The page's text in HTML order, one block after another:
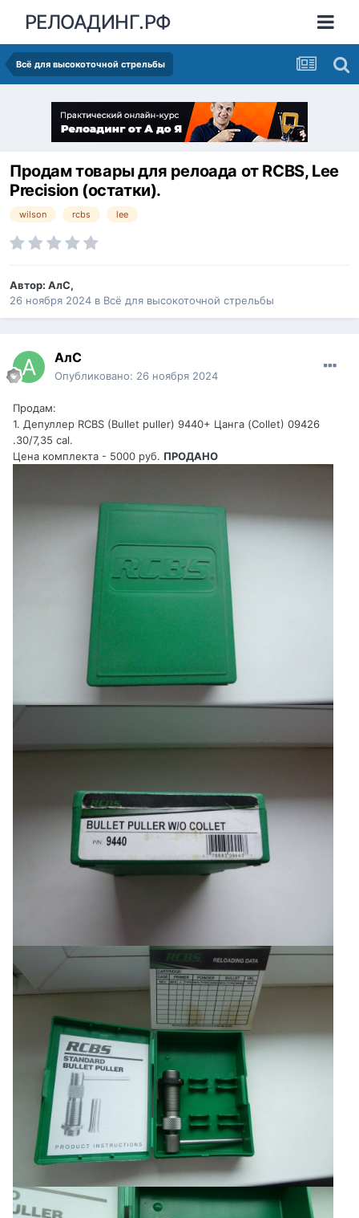
РЕЛОАДИНГ.РФ
Всё для высокоточной стрельбы
Продам товары для релоада от RCBS, Lee
Precision (остатки).
wilson rcbs lee
Автор: АлС,
26 ноября 2024 в Всё для высокоточной стрельбы
АлС
Опубликовано: 26 ноября 2024
Продам:
1. Депуллер RCBS (Bullet puller) 9440+ Цанга (Collet) 09426
.30/7,35 cal.
Цена комплекта - 5000 руб. ПРОДАНО